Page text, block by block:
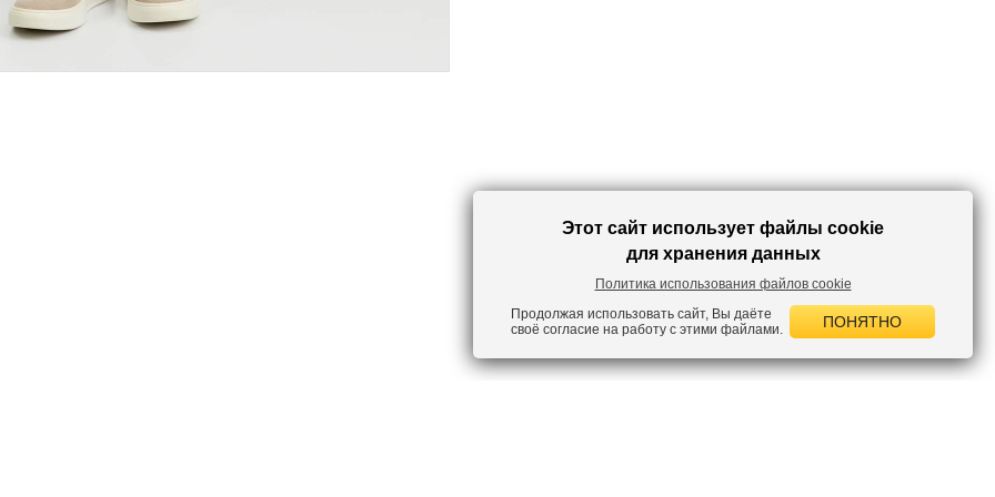
Этот сайт использует файлы cookie
для хранения данных
Политика использования файлов cookie
Продолжая использовать сайт, Вы даёте
своё согласие на работу с этими файлами.
ПОНЯТНО